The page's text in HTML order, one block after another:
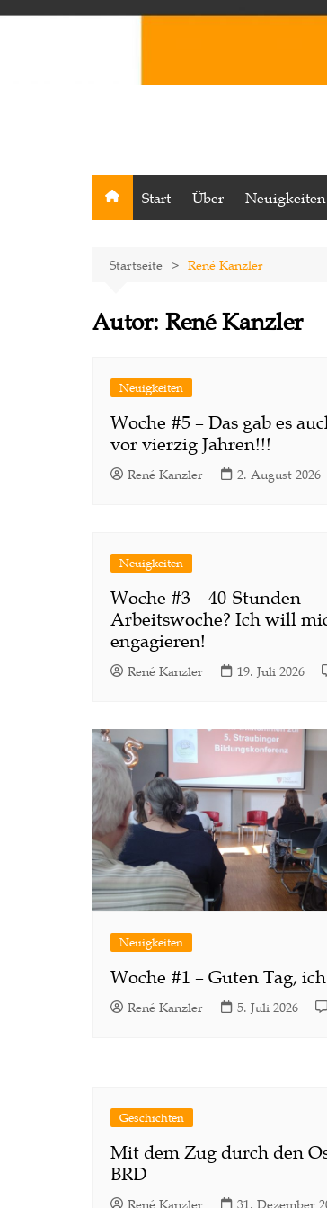
Start Über Neuigkeiten
Startseite René Kanzler
Autor: René Kanzler
Neuigkeiten
Woche #5 – Das gab es
vor vierzig Jahren!!!
René Kanzler 2. August 2026
Neuigkeiten
Woche #3 – 40-Stunden-
Arbeitswoche? Ich will
engagieren!
René Kanzler 19. Juli 2026
Neuigkeiten
Woche #1 – Guten Tag,
René Kanzler 5. Juli 2026
Geschichten
Mit dem Zug durch den
BRD
René Kanzler
31. Dezember